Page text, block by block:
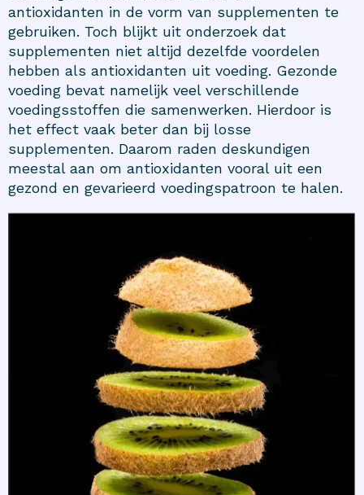
antioxidanten in de vorm van supplementen te
gebruiken. Toch blijkt uit onderzoek dat
supplementen niet altijd dezelfde voordelen
hebben als antioxidanten uit voeding. Gezonde
voeding bevat namelijk veel verschillende
voedingsstoffen die samenwerken. Hierdoor is
het effect vaak beter dan bij losse
supplementen. Daarom raden deskundigen
meestal aan om antioxidanten vooral uit een
gezond en gevarieerd voedingspatroon te halen.